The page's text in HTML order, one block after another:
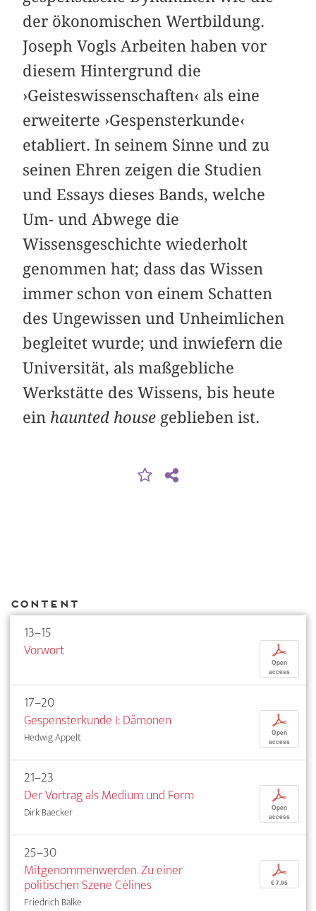
der ökonomischen Wertbildung.
Joseph Vogls Arbeiten haben vor
diesem Hintergrund die
›Geisteswissenschaften‹ als eine
erweiterte ›Gespensterkunde‹
etabliert. In seinem Sinne und zu
seinen Ehren zeigen die Studien
und Essays dieses Bands, welche
Um- und Abwege die
Wissensgeschichte wiederholt
genommen hat; dass das Wissen
immer schon von einem Schatten
des Ungewissen und Unheimlichen
begleitet wurde; und inwiefern die
Universität, als maßgebliche
Werkstätte des Wissens, bis heute
ein haunted house geblieben ist.
Content
13–15
Vorwort
p
Open
access
17–20
Gespensterkunde I: Dämonen
Hedwig Appelt
p
Open
access
21–23
Der Vortrag als Medium und Form
Dirk Baecker
p
Open
access
25–30
Mitgenommenwerden. Zu einer
politischen Szene Célines
Friedrich Balke
p
€ 7,95